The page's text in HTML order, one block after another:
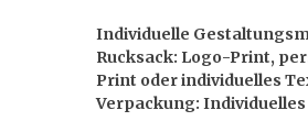
Individuelle
Rucksack: Logo-Print,
Print oder individuelles
Verpackung: